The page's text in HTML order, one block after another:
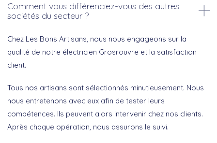
Comment vous différenciez-vous des autres
sociétés du secteur ?
Chez Les Bons Artisans, nous nous engageons sur la
qualité de notre électricien Grosrouvre et la satisfaction
client.
Tous nos artisans sont sélectionnés minutieusement. Nous
nous entretenons avec eux afin de tester leurs
compétences. Ils peuvent alors intervenir chez nos clients.
Après chaque opération, nous assurons le suivi.